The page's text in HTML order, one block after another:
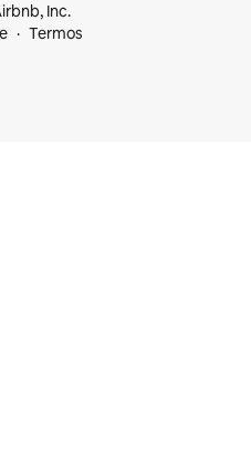
Inc.
Termos